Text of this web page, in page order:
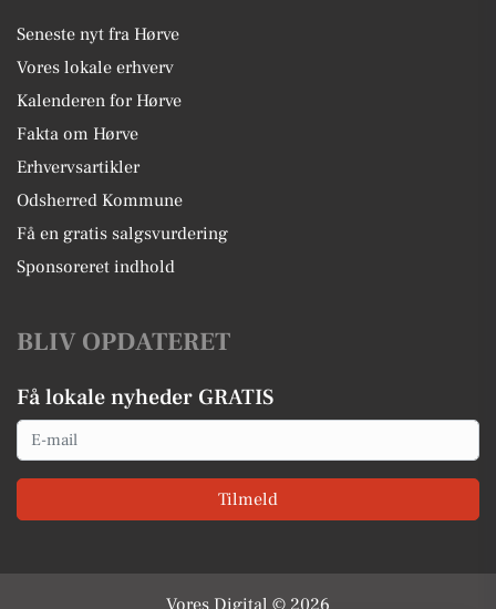
Seneste nyt fra Hørve
Vores lokale erhverv
Kalenderen for Hørve
Fakta om Hørve
Erhvervsartikler
Odsherred Kommune
Få en gratis salgsvurdering
Sponsoreret indhold
BLIV OPDATERET
Få lokale nyheder GRATIS
Email
Tilmeld
Vores Digital © 2026